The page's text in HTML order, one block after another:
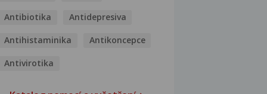
Antibiotika Antidepresiva
Antihistaminika Antikoncepce
Antivirotika